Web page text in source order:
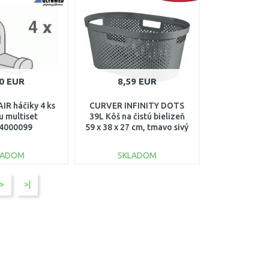
Porovnať
EUR
háčiky 4 ks
multiset
KOŠÍKA
8,59 EUR
CURVER INFINITY DOTS
39L Kôš na čistú bielizeň
59 x 38 x 27 cm, tmavo sivý
SKLADOM
> >|